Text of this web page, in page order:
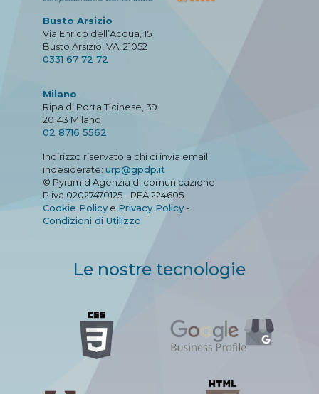
Busto Arsizio
Via Enrico dell’Acqua, 15
Busto Arsizio, VA, 21052
0331 67 72 72
Milano
Ripa di Porta Ticinese, 39
20143 Milano
02 8716 5562
Indirizzo riservato a chi ci invia email
indesiderate: urp@gpdp.it
© Pyramid Agenzia di comunicazione.
P.iva 02027470125 - REA 224605
Cookie Policy e Privacy Policy-
Condizioni di Utilizzo
Le nostre tecnologie